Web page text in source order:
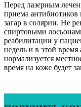
Перед лазерным
приема антибиотиков
загар в солярии. Не
спиртовыми
реабилитации у
недель и в этой время
нормализуется
время на коже будет